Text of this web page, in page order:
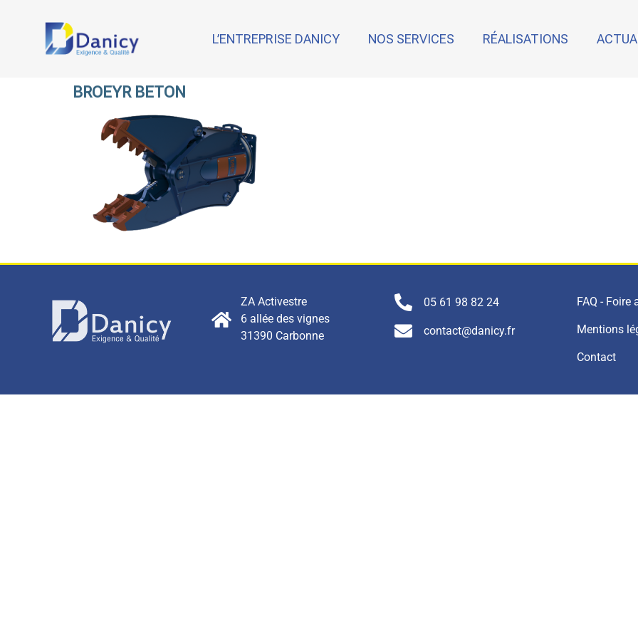
L’ENTREPRISE DANICY NOS SERVICES RÉALISATIONS
BROEYR BETON
ZA Activestre
6 allée des vignes
31390 Carbonne
05 61 98 82 24
contact@danicy.fr
FAQ - Foire
Mentions
Contact